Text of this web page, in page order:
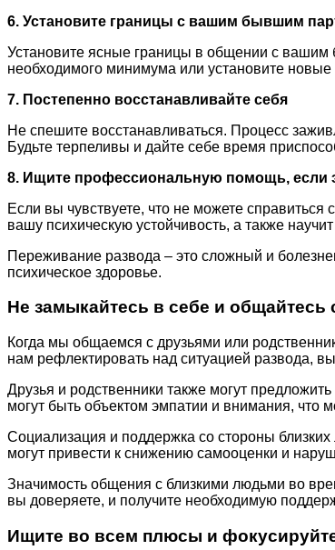
6. Установите границы с вашим бывшим
Установите ясные границы в общении с
необходимого минимума или установите новые
7. Постепенно восстанавливайте себя
Не спешите восстанавливаться. Процесс
Будьте терпеливы и дайте себе время
8. Ищите профессиональную помощь, если
Если вы чувствуете, что не можете
вашу психическую устойчивость, а также
Переживание развода – это сложный и
психическое здоровье.
Не замыкайтесь в себе и
Когда мы общаемся с друзьями или
нам рефлектировать над ситуацией развода,
Друзья и родственники также могут
могут быть объектом эмпатии и внимания, что
Социализация и поддержка со стороны
могут привести к снижению самооценки и
Значимость общения с близкими людьми во
вы доверяете, и получите необходимую
Ищите во всем плюсы и